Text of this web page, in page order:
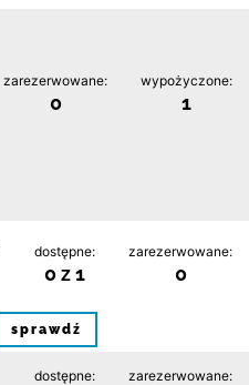
zarezerwowane:
0
wypożyczone:
1
dostępne:
0 z 1
zarezerwowane:
0
sprawdź
dostępne: zarezerwowane: